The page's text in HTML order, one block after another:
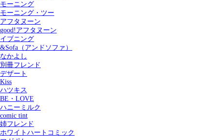
モーニング
モーニング・ツー
アフタヌーン
good!アフタヌーン
イブニング
&Sofa（アンドソファ）
なかよし
別冊フレンド
デザート
Kiss
ハツキス
BE・LOVE
ハニーミルク
comic tint
姉フレンド
ホワイトハートコミック